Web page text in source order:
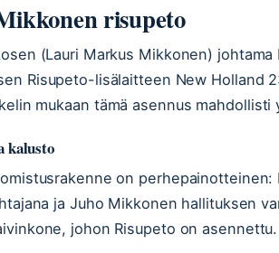
risupeto
(Lauri Markus Mikkonen)
Risupeto-lisälaitteen New Holland
mukaan tämä asennus
kalusto
on perhepainotteinen:
ja Juho Mikkonen hallituksen
johon Risupeto on asennettu.